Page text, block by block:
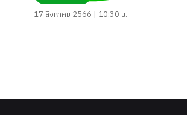
17 สิงหาคม 2566 | 10:30 น.